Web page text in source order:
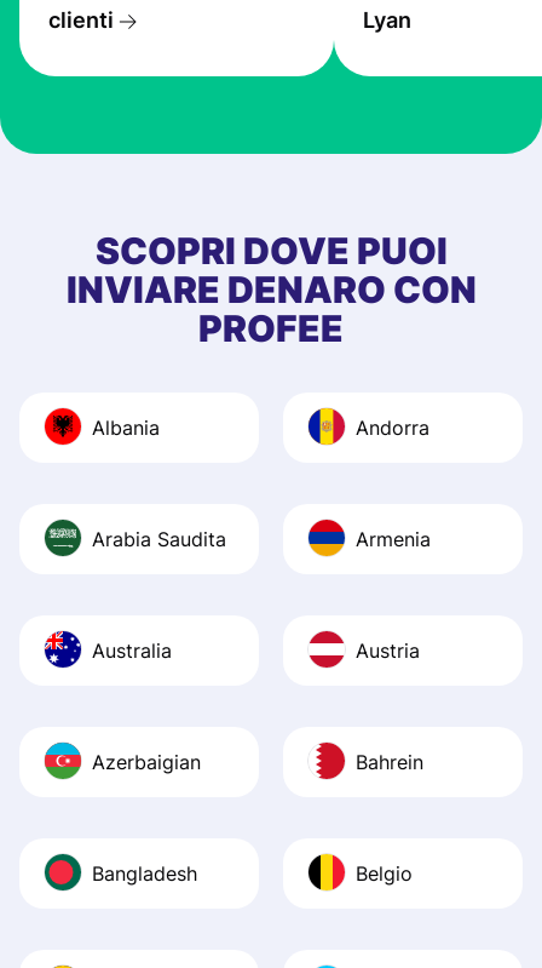
clienti
the exchange
at Profee is very
first started
app, and they
quick to provide
Recommend it!
Lyan
SCOPRI DOVE PUOI
INVIARE DENARO CON
PROFEE
Albania Andorra
Arabia Saudita Armenia
Australia Austria
Azerbaigian Bahrein
Bangladesh Belgio